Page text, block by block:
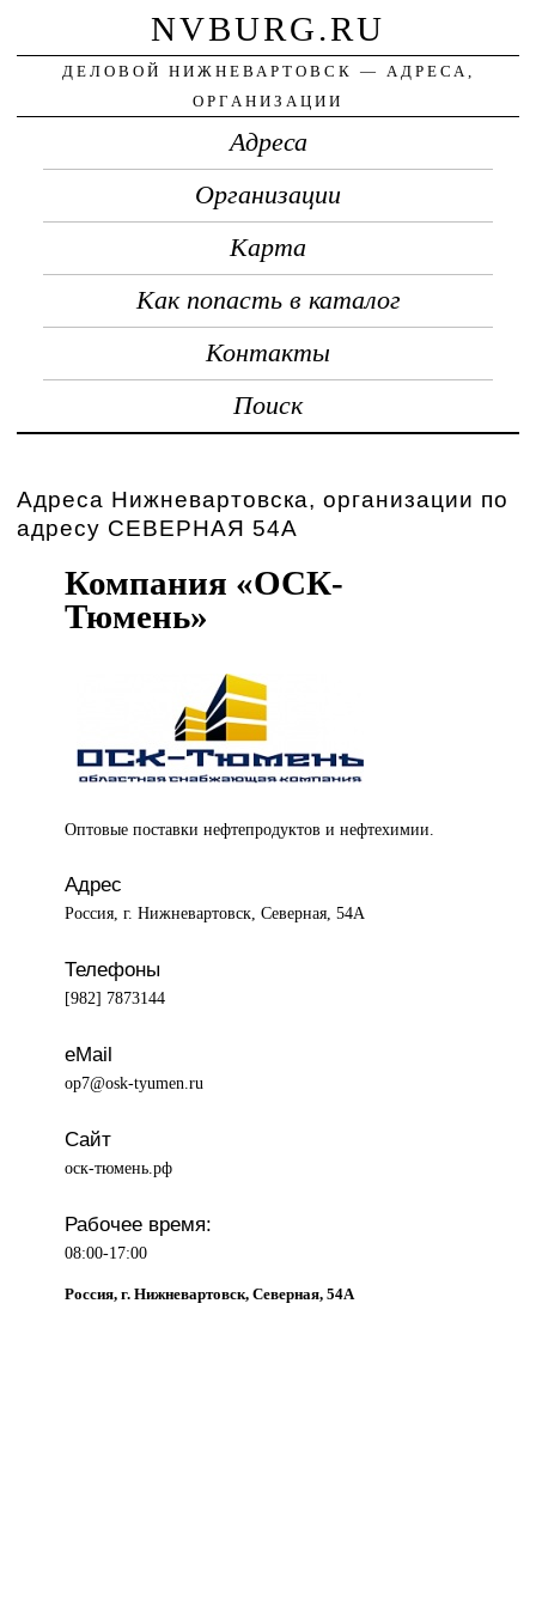
NVBURG.RU
ДЕЛОВОЙ НИЖНЕВАРТОВСК — АДРЕСА,
ОРГАНИЗАЦИИ
Адреса
Организации
Карта
Как попасть в каталог
Контакты
Поиск
Адреса Нижневартовска, организации по
адресу СЕВЕРНАЯ 54А
Компания «ОСК-
Тюмень»
Оптовые поставкинефтепродуктов и нефтехимии.
Адрес
Россия, г. Нижневартовск, Северная, 54А
Телефоны
[982] 7873144
eMail
op7@osk-tyumen.ru
Сайт
оск-тюмень.рф
Рабочее время:
08:00-17:00
Россия, г. Нижневартовск, Северная, 54А